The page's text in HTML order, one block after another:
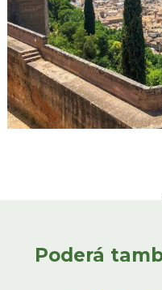
Poderá